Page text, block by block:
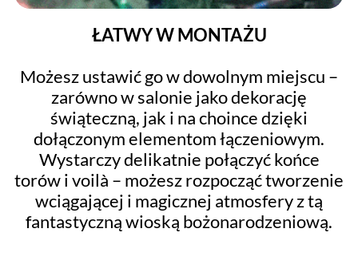
ŁATWY W MONTAŻU
Możesz ustawić go w dowolnym miejscu –
zarówno w salonie jako dekorację
świąteczną, jak i na choince dzięki
dołączonym elementom łączeniowym.
Wystarczy delikatnie połączyć końce
torów i voilà – możesz rozpocząć tworzenie
wciągającej i magicznej atmosfery z tą
fantastyczną wioską bożonarodzeniową.